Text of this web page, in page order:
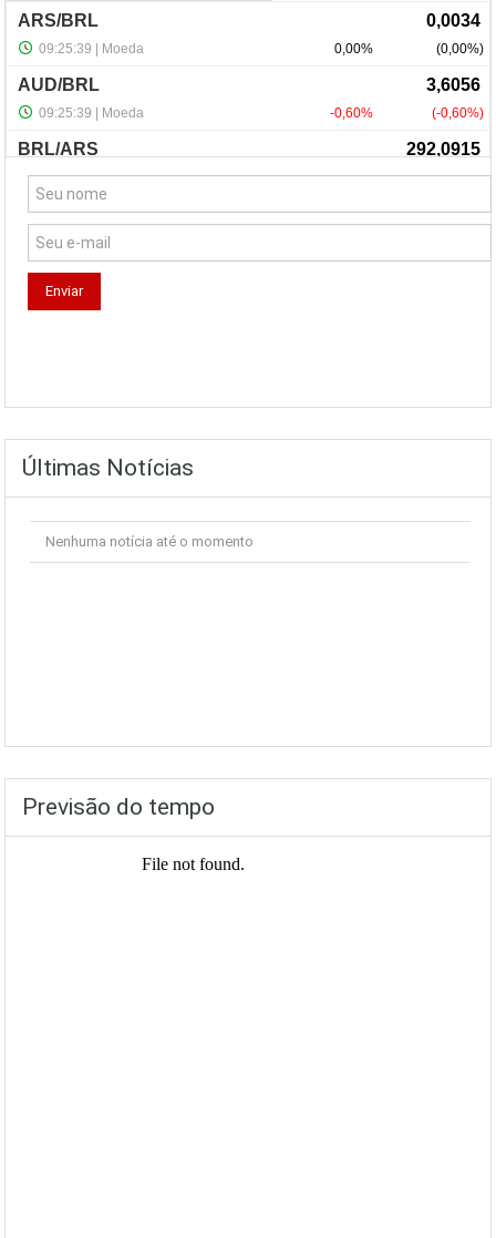
NewsLetter
Últimas Notícias
Nenhuma notícia até o momento
Previsão do tempo